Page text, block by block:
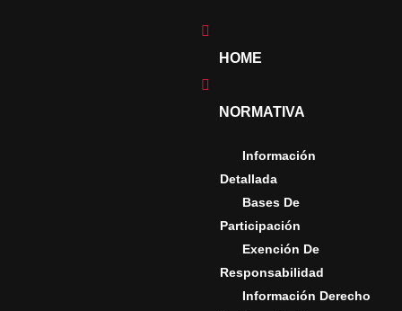
HOME
NORMATIVA
Información
Detallada
Bases De
Participación
Exención De
Responsabilidad
Información Derecho